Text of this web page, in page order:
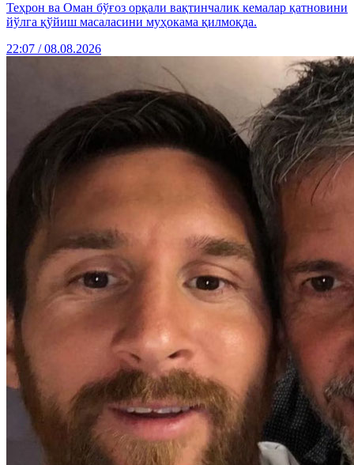
Теҳрон ва Оман бўғоз орқали вақтинчалик кемалар қатновини
йўлга қўйиш масаласини муҳокама қилмоқда.
22:07 / 08.08.2026